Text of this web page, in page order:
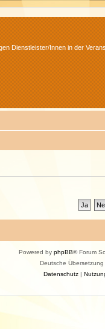
Dienstleister/Innen in der
Powered by phpBB® Forum
Deutsche Übersetzung
Datenschutz|